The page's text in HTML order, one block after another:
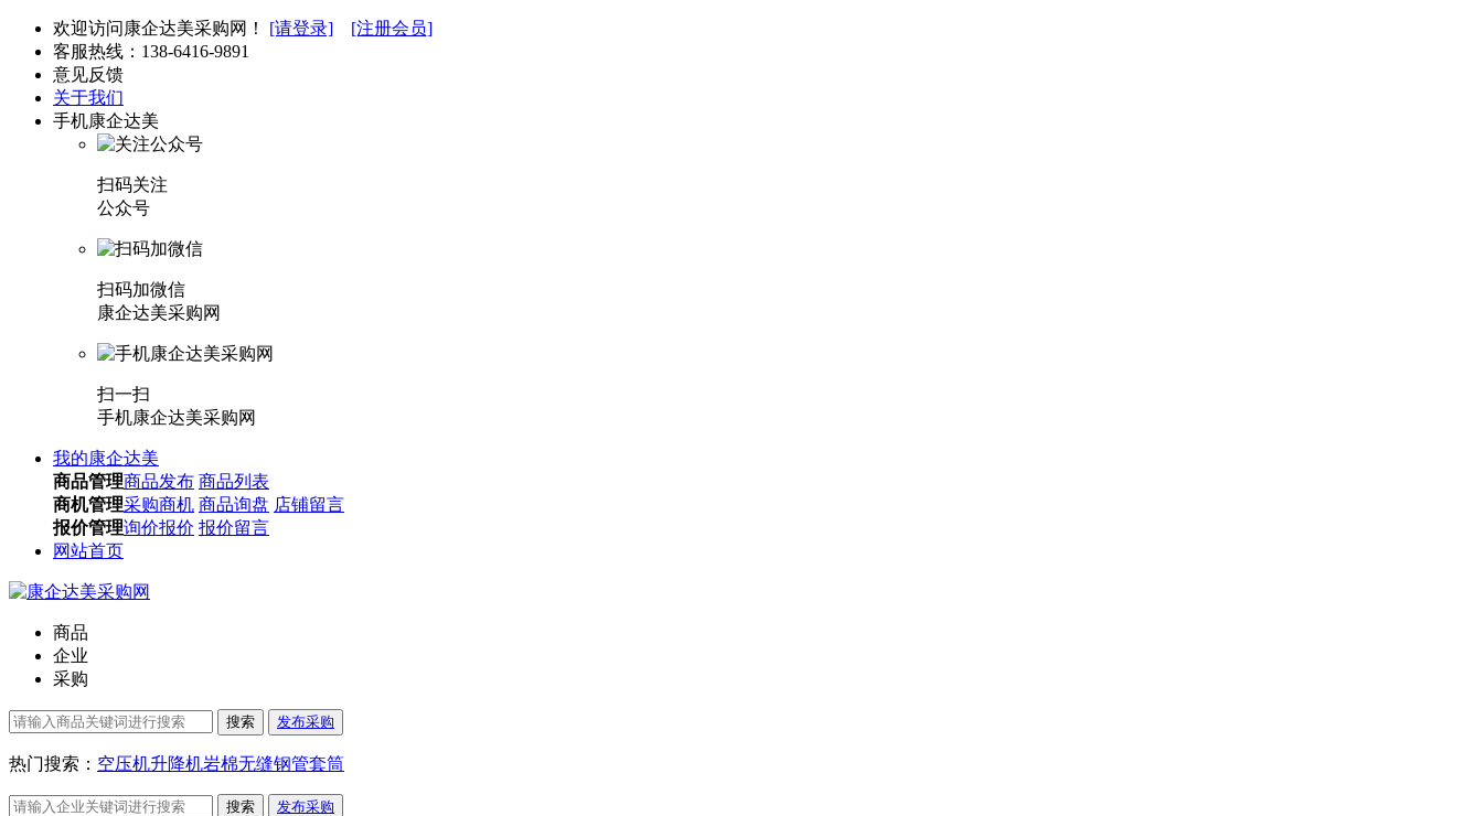
欢迎访问康企达美采购网！ [请登录]
[注册会员]
客服热线： 138-6416-9891
意见反馈
关于我们
手机康企达美
扫码关注
公众号
扫码加微信
康企达美采购网
扫一扫
手机康企达美采购网
我的康企达美
商品管理商品发布 商品列表
商机管理采购商机 商品询盘 店铺留言
报价管理询价报价 报价留言
网站首页
商品
企业
采购
搜索 发布采购
热门搜索： 空压机升降机岩棉无缝钢管套筒
搜索 发布采购